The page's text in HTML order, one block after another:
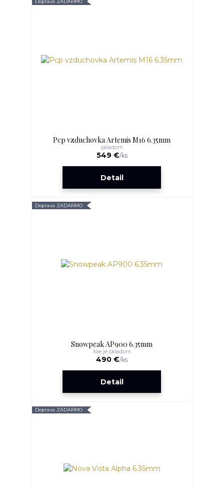
Doprava ZADARMO
Pcp vzduchovka Artemis M16 6.35mm
549 €/ks
skladom
Detail
Doprava ZADARMO
Snowpeak AP900 6.35mm
490 €/ks
Nie je skladom
Detail
Doprava ZADARMO